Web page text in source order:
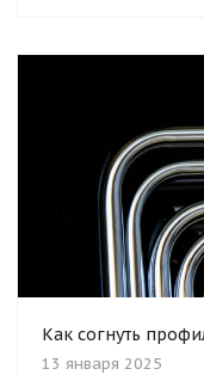
Как согнуть
13 января 2025